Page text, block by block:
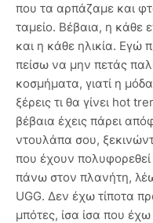
που τα αρπάζαμε και
ταμείο. Βέβαια, η κάθε
και η κάθε ηλικία.
πείσω να μην πετάς
κοσμήματα, γιατί η
ξέρεις τι θα γίνει hot
βέβαια έχεις πάρει
ντουλάπα σου,
που έχουν πολυφορεθεί
πάνω στον πλανήτη,
UGG. Δεν έχω τίποτα
μπότες, ίσα ίσα που